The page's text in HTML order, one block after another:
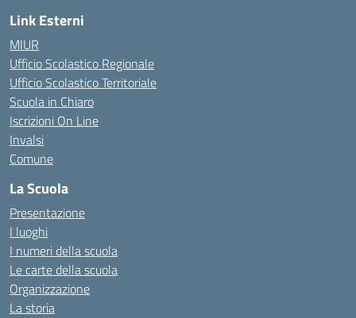
Link Esterni
MIUR
Ufficio Scolastico Regionale
Ufficio Scolastico Territoriale
Scuola in Chiaro
Iscrizioni On Line
Invalsi
Comune
La Scuola
Presentazione
I luoghi
I numeri della scuola
Le carte della scuola
Organizzazione
La storia